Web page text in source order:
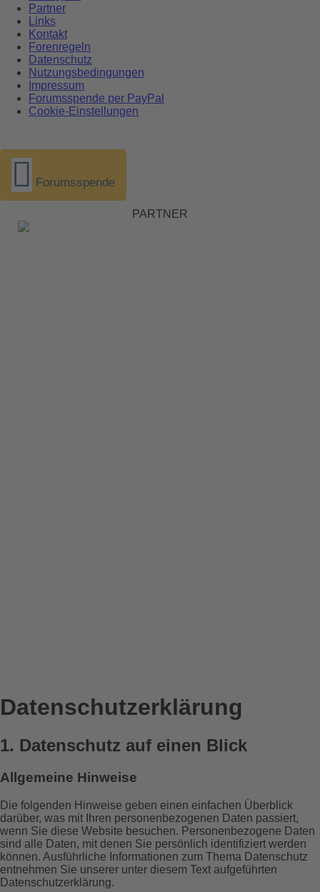
Partner
Links
Kontakt
Forenregeln
Datenschutz
Nutzungsbedingungen
Impressum
Forumsspende per PayPal
Cookie-Einstellungen
Forumsspende
PARTNER
Datenschutz­erklärung
1. Datenschutz auf einen Blick
Allgemeine Hinweise
Die folgenden Hinweise geben einen einfachen Überblick
darüber, was mit Ihren personenbezogenen Daten passiert,
wenn Sie diese Website besuchen. Personenbezogene Daten
sind alle Daten, mit denen Sie persönlich identifiziert werden
können. Ausführliche Informationen zum Thema Datenschutz
entnehmen Sie unserer unter diesem Text aufgeführten
Datenschutzerklärung.